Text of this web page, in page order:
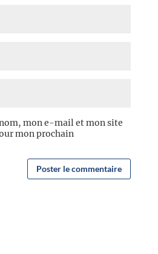
mon e-mail et mon site
mon prochain